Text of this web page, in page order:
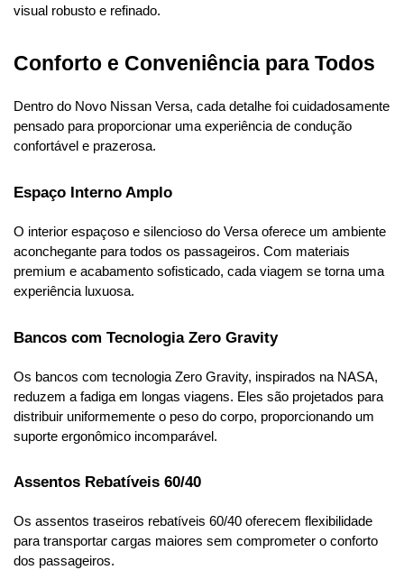
visual robusto e refinado.
Conforto e Conveniência para Todos
Dentro do Novo Nissan Versa, cada detalhe foi cuidadosamente
pensado para proporcionar uma experiência de condução
confortável e prazerosa.
Espaço Interno Amplo
O interior espaçoso e silencioso do Versa oferece um ambiente
aconchegante para todos os passageiros. Com materiais
premium e acabamento sofisticado, cada viagem se torna uma
experiência luxuosa.
Bancos com Tecnologia Zero Gravity
Os bancos com tecnologia Zero Gravity, inspirados na NASA,
reduzem a fadiga em longas viagens. Eles são projetados para
distribuir uniformemente o peso do corpo, proporcionando um
suporte ergonômico incomparável.
Assentos Rebatíveis 60/40
Os assentos traseiros rebatíveis 60/40 oferecem flexibilidade
para transportar cargas maiores sem comprometer o conforto
dos passageiros.